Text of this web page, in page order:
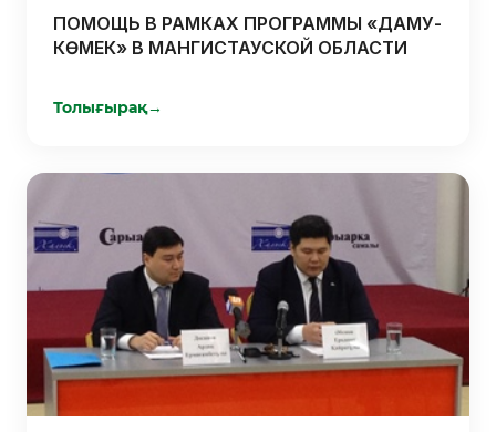
ПОМОЩЬ В РАМКАХ ПРОГРАММЫ «ДАМУ-
КӨМЕК» В МАНГИСТАУСКОЙ ОБЛАСТИ
Толығырақ→